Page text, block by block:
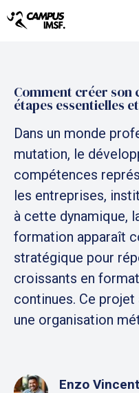
Aller
Comment créer son
étapes essentielles
Dans un monde
mutation, le
compétences
les entreprises,
à cette dynamique,
formation apparaît
stratégique pour
croissants en
continues. Ce projet
une organisation
Enzo Vincent